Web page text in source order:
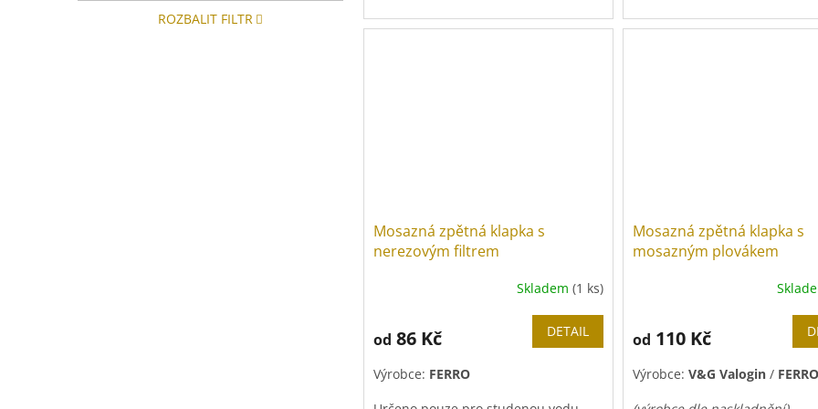
ROZBALIT FILTR
Určeno pouze pro studenou vodu.
Max teplota vody do70°C.
Mosazná zpětná klapka s
nerezovým filtrem
Skladem(1 ks)
od 86 Kč DETAIL
Výrobce: FERRO
Mosazná zpětná klapka s
mosazným plovákem
od 110 Kč
Výrobce:V&G Valogin / FERRO